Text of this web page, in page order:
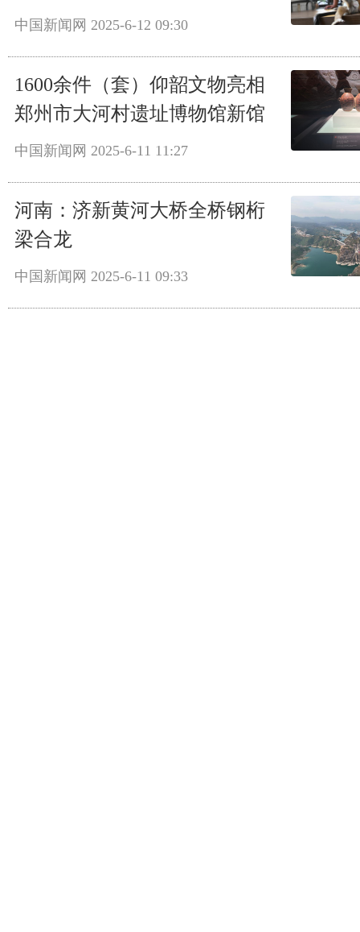
中国新闻网 2025-6-12 09:30
1600余件（套）仰韶文物亮相
郑州市大河村遗址博物馆新馆
中国新闻网 2025-6-11 11:27
河南：济新黄河大桥全桥钢桁
梁合龙
中国新闻网 2025-6-11 09:33